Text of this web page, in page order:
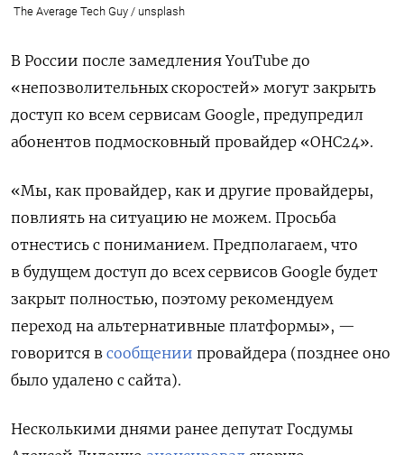
The Average Tech Guy / unsplash
В России после замедления YouTube до
«непозволительных скоростей» могут закрыть
доступ ко всем сервисам Google, предупредил
абонентов подмосковный провайдер «ОНС24».
«Мы, как провайдер, как и другие провайдеры,
повлиять на ситуацию не можем. Просьба
отнестись с пониманием. Предполагаем, что
в будущем доступ до всех сервисов Google будет
закрыт полностью, поэтому рекомендуем
переход на альтернативные платформы», —
говорится в сообщении провайдера (позднее оно
было удалено с сайта).
Несколькими днями ранее депутат Госдумы